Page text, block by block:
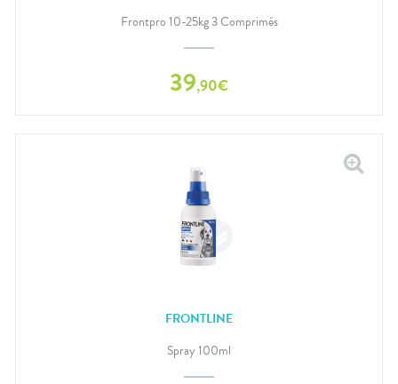
Frontpro 10-25kg 3 Comprimés
39,90€
FRONTLINE
Spray 100ml